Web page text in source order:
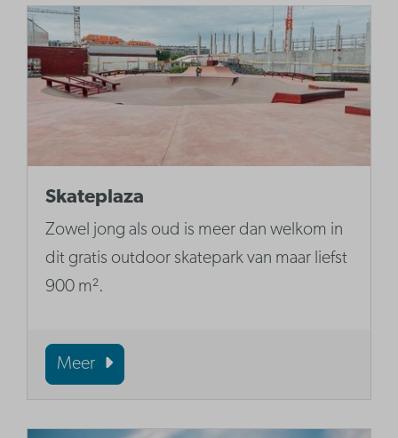
Skateplaza
Zowel jong als oud is meer dan welkom in
dit gratis outdoor skatepark van maar liefst
900 m².
Meer